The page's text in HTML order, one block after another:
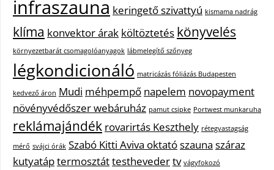
infraszauna keringető szivattyú kismama nadrág
klíma konvektor árak költöztetés könyvelés
környezetbarát csomagolóanyagok lábmelegítő szőnyeg
légkondicionáló matricázás fóliázás Budapesten
kedvező áron Mudi méhpempő napelem novopayment
növényvédőszer webáruház pamut csipke Portwest munkaruha
reklámajándék rovarirtás Keszthely rétegvastagság
mérő svájci órák Szabó Kitti Aviva oktatószauna száraz
kutyatáptermosztáttesthevedertv vágyfokozó